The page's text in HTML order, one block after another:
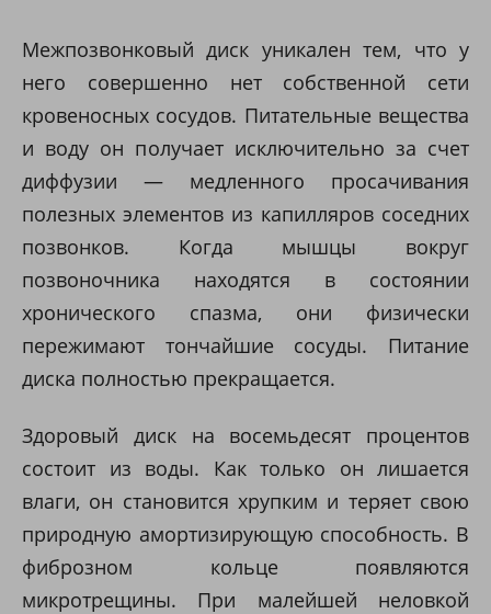
Межпозвонковый диск уникален тем, что у
него совершенно нет собственной сети
кровеносных сосудов. Питательные вещества
и воду он получает исключительно за счет
диффузии — медленного просачивания
полезных элементов из капилляров соседних
позвонков. Когда мышцы вокруг
позвоночника находятся в состоянии
хронического спазма, они физически
пережимают тончайшие сосуды. Питание
диска полностью прекращается.
Здоровый диск на восемьдесят процентов
состоит из воды. Как только он лишается
влаги, он становится хрупким и теряет свою
природную амортизирующую способность. В
фиброзном кольце появляются
микротрещины. При малейшей неловкой